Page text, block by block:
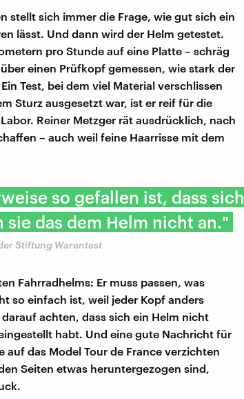
stellt sich immer die Frage, wie gut sich ein
lässt. Und dann wird der Helm getestet.
pro Stunde auf eine Platte – schräg
einen Prüfkopf gemessen, wie stark der
Test, bei dem viel Material verschlissen
Sturz ausgesetzt war, ist er reif für die
Reiner Metzger rät ausdrücklich, nach
– auch weil feine Haarrisse mit dem
so gefallen ist, dass sich
das dem Helm nicht an."
Stiftung Warentest
Fahrradhelms: Er muss passen, was
so einfach ist, weil jeder Kopf anders
achten, dass sich ein Helm nicht
habt. Und eine gute Nachricht für
auf das Model Tour de France verzichten
Seiten etwas heruntergezogen sind,